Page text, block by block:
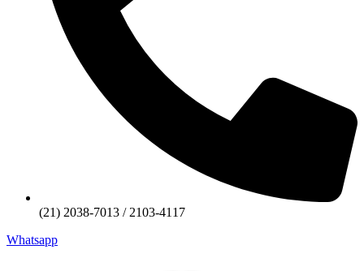
(21) 2038-7013 / 2103-4117
Whatsapp